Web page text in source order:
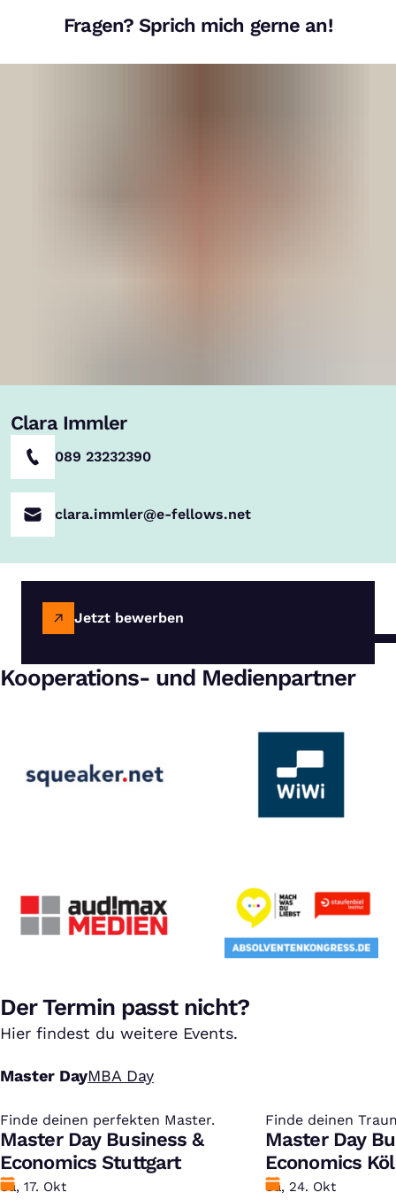
Fragen? Sprich mich gerne an!
Clara Immler
089 23232390
clara.immler@e-fellows.net
Jetzt bewerben
Kooperations- und Medienpartner
Der Termin passt nicht?
Hier findest du weitere Events.
Master DayMBA Day
Finde deinen perfekten Master.
:
Master Day Business &
Economics Stuttgart
Datum
Sa, 17. Okt
Finde deinen
:
Master Day
Economics
Datum
Sa, 24. Okt